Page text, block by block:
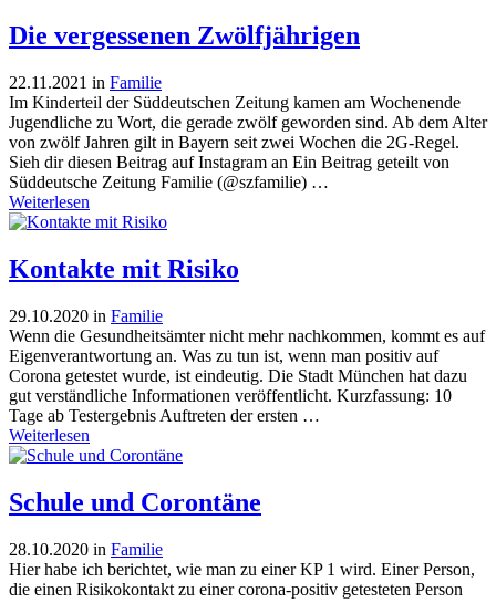
Die vergessenen Zwölfjährigen
22.11.2021 in Familie
Im Kinderteil der Süddeutschen Zeitung kamen am Wochenende
Jugendliche zu Wort, die gerade zwölf geworden sind. Ab dem Alter
von zwölf Jahren gilt in Bayern seit zwei Wochen die 2G-Regel.
Sieh dir diesen Beitrag auf Instagram an Ein Beitrag geteilt von
Süddeutsche Zeitung Familie (@szfamilie) …
Weiterlesen
Kontakte mit Risiko
29.10.2020 in Familie
Wenn die Gesundheitsämter nicht mehr nachkommen, kommt es auf
Eigenverantwortung an. Was zu tun ist, wenn man positiv auf
Corona getestet wurde, ist eindeutig. Die Stadt München hat dazu
gut verständliche Informationen veröffentlicht. Kurzfassung: 10
Tage ab Testergebnis Auftreten der ersten …
Weiterlesen
Schule und Corontäne
28.10.2020 in Familie
Hier habe ich berichtet, wie man zu einer KP 1 wird. Einer Person,
die einen Risikokontakt zu einer corona-positiv getesteten Person